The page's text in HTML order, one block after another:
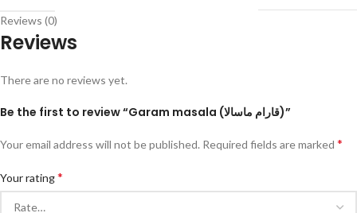
Reviews (0)
Reviews
There are no reviews yet.
Be the first to review “Garam masala (قارام ماسالا)”
Your email address will not be published. Required fields are marked *
Your rating*